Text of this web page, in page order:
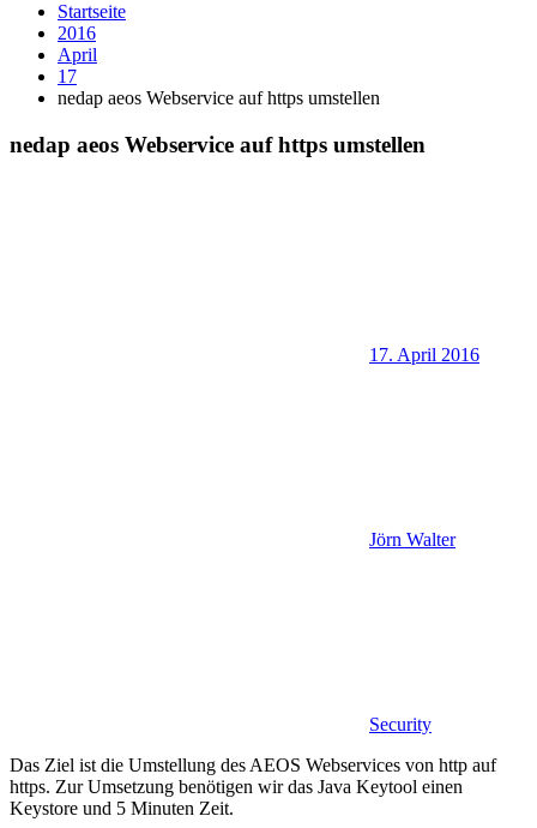
Startseite
2016
April
17
nedap aeos Webservice auf https umstellen
nedap aeos Webservice auf https umstellen
17. April 2016
Jörn Walter
Security
Das Ziel ist die Umstellung des AEOS Webservices von http auf
https. Zur Umsetzung benötigen wir das Java Keytool einen
Keystore und 5 Minuten Zeit.